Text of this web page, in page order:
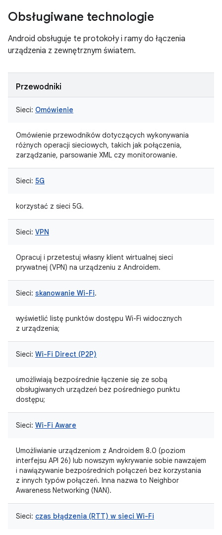
Obsługiwane technologie
Android obsługuje te protokoły i ramy do łączenia
urządzenia z zewnętrznym światem.
Przewodniki
Sieci: Omówienie
Omówienie przewodników dotyczących wykonywania
różnych operacji sieciowych, takich jak połączenia,
zarządzanie, parsowanie XML czy monitorowanie.
Sieci: 5G
korzystać z sieci 5G.
Sieci: VPN
Opracuj i przetestuj własny klient wirtualnej sieci
prywatnej (VPN) na urządzeniu z Androidem.
Sieci: skanowanie Wi-Fi.
wyświetlić listę punktów dostępu Wi-Fi widocznych
z urządzenia;
Sieci: Wi-Fi Direct (P2P)
umożliwiają bezpośrednie łączenie się ze sobą
obsługiwanych urządzeń bez pośredniego punktu
dostępu;
Sieci: Wi-Fi Aware
Umożliwianie urządzeniom z Androidem 8.0 (poziom
interfejsu API 26) lub nowszym wykrywanie sobie nawzajem
i nawiązywanie bezpośrednich połączeń bez korzystania
z innych typów połączeń. Inna nazwa to Neighbor
Awareness Networking (NAN).
Sieci: czas błądzenia (RTT) w sieci Wi-Fi